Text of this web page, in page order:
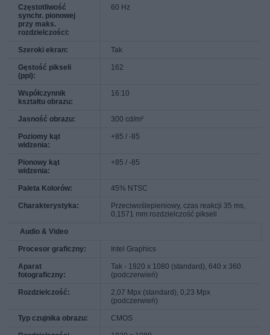
Częstotliwość
synchr. pionowej
przy maks.
rozdzielczości:
60 Hz
Szeroki ekran: Tak
Gęstość pikseli
(ppi):
162
Współczynnik
kształtu obrazu:
16:10
Jasność obrazu: 300 cd/m²
Poziomy kąt
widzenia:
+85 / -85
Pionowy kąt
widzenia:
+85 / -85
Paleta Kolorów: 45% NTSC
Charakterystyka:
Przeciwoślepieniowy, czas reakcji 35 ms,
0,1571 mm rozdzielczość pikseli
Audio & Video
Procesor graficzny: Intel Graphics
Aparat
fotograficzny:
Tak - 1920 x 1080 (standard), 640 x 360
(podczerwień)
Rozdzielczość:
2,07 Mpx (standard), 0,23 Mpx
(podczerwień)
Typ czujnika obrazu: CMOS